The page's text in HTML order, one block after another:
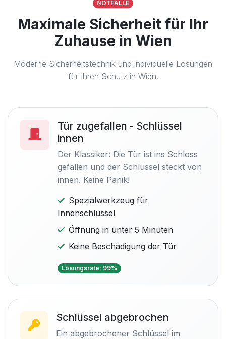
NOTFÄLLE
Maximale Sicherheit für Ihr
Zuhause in Wien
Moderne Sicherheitstechnik und individuelle Lösungen
für Ihren Schutz in Wien.
Tür zugefallen - Schlüssel
innen
Der Klassiker: Die Tür ist ins Schloss
gefallen und der Schlüssel steckt von
innen. Keine Panik!
Spezialwerkzeug für
Innenschlüssel
Öffnung in unter 5 Minuten
Keine Beschädigung der Tür
Lösungsrate: 99%
Schlüssel abgebrochen
Ein abgebrochener Schlüssel im